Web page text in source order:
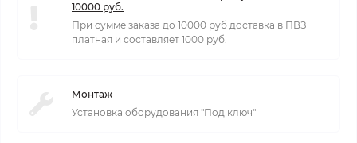
10000 руб.
При сумме заказа до 10000 руб доставка в ПВЗ
платная и составляет 1000 руб.
Монтаж
Установка оборудования "Под ключ"